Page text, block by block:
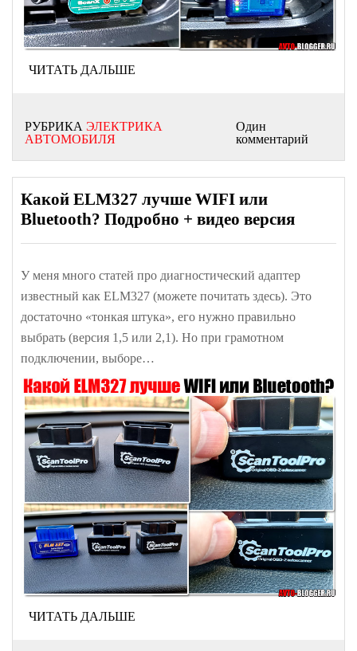
ЧИТАТЬ ДАЛЬШЕ
РУБРИКА ЭЛЕКТРИКА
АВТОМОБИЛЯ
Один
комментарий
Какой ELM327 лучше WIFI или
Bluetooth? Подробно + видео версия
У меня много статей про диагностический адаптер
известный как ELM327 (можете почитать здесь). Это
достаточно «тонкая штука», его нужно правильно
выбрать (версия 1,5 или 2,1). Но при грамотном
подключении, выборе…
ЧИТАТЬ ДАЛЬШЕ